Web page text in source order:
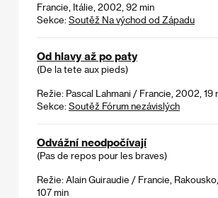
Francie, Itálie, 2002, 92 min
Sekce: Soutěž Na východ od Západu
Od hlavy až po paty
(De la tete aux pieds)
Režie: Pascal Lahmani / Francie, 2002, 19
Sekce: Soutěž Fórum nezávislých
Odvážní neodpočívají
(Pas de repos pour les braves)
Režie: Alain Guiraudie / Francie,
107 min